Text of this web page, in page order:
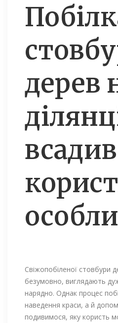
дерев
Свіжопобіленої стовбури
безумовно, виглядають
нарядно. Однак процес
наведення краси, а й
подивимося, яку користь